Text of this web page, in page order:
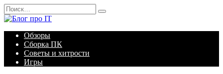
Перейти
к
содержанию
Search
for:
Обзоры
Сборка ПК
Советы и хитрости
Игры